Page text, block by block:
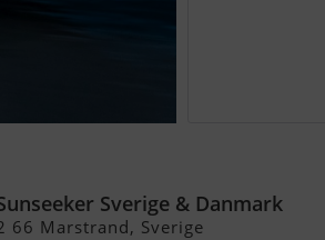
Sverige & Danmark
66 Marstrand, Sverige